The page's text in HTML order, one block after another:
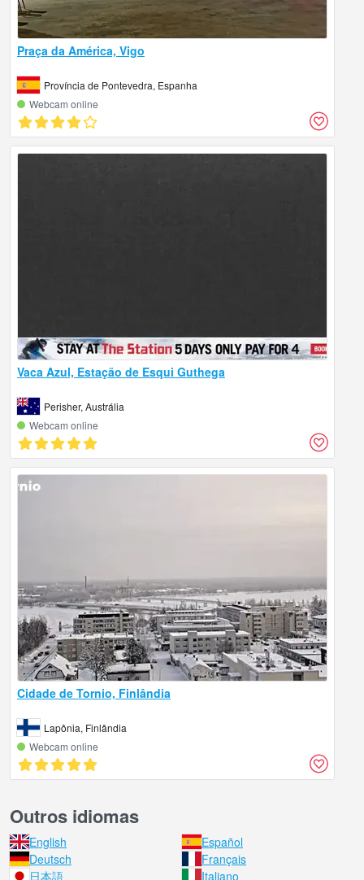
Praça da América, Vigo
Província de Pontevedra, Espanha
Webcam online
Vaca Azul, Estação de Esqui Guthega
Perisher, Austrália
Webcam online
Cidade de Tornio, Finlândia
Lapônia, Finlândia
Webcam online
Outros idiomas
English
Español
Deutsch
Français
日本語
Italiano